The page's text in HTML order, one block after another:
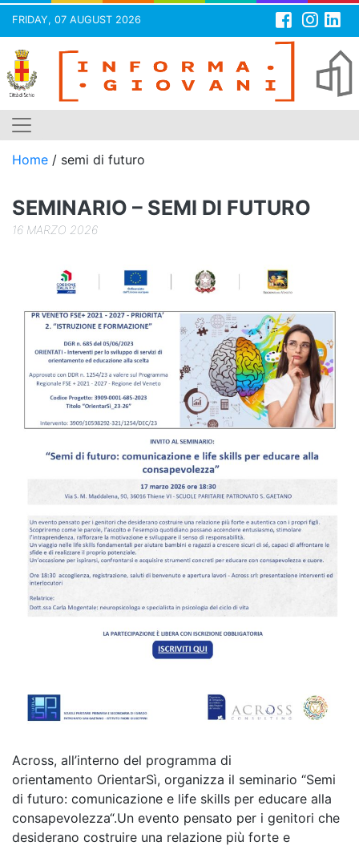
FRIDAY, 07 AUGUST 2026
Skip
content
Home / semi di futuro
SEMINARIO – SEMI DI FUTURO
16 MARZO 2026
Across, all’interno del programma di
orientamento OrientarSì, organizza il seminario “Semi
di futuro: comunicazione e life skills per educare alla
consapevolezza“.Un evento pensato per i genitori che
desiderano costruire una relazione più forte e